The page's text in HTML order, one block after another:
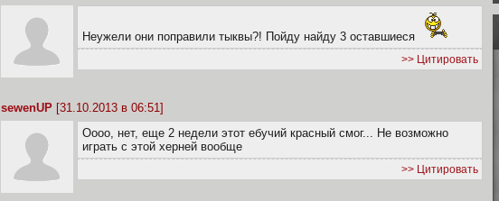
Неужели они поправили тыквы?! Пойду найду 3 оставшиеся
>> Цитировать
sewenUP [31.10.2013 в 06:51]
Оооо, нет, еще 2 недели этот ебучий красный смог... Не возможно
играть с этой херней вообще
>> Цитировать